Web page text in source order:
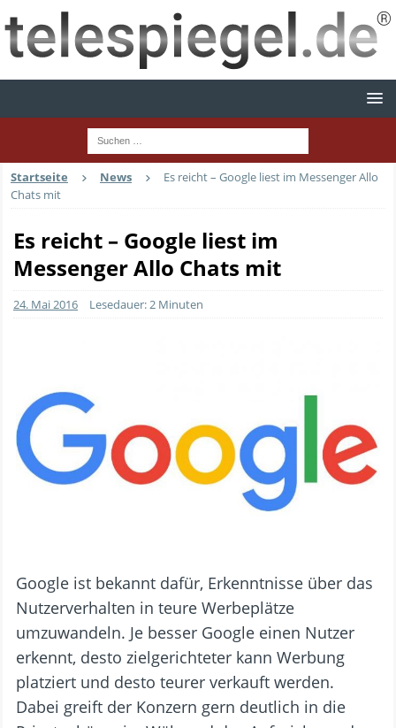
Startseite News
Es reicht – Google liest im Messenger Allo
Chats mit
Es reicht – Google liest im
Messenger Allo Chats mit
24. Mai 2016 Lesedauer: 2 Minuten
Google ist bekannt dafür, Erkenntnisse über das
Nutzerverhalten in teure Werbeplätze
umzuwandeln. Je besser Google einen Nutzer
erkennt, desto zielgerichteter kann Werbung
platziert und desto teurer verkauft werden.
Dabei greift der Konzern gern deutlich in die